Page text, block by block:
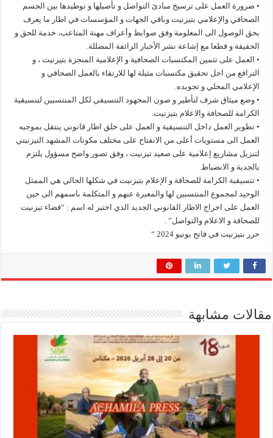
• ضرورة العمل على ترسيخ مبادئ التواصل و تأصيلها و توطيدها بين الجسم
الصحافي والإعلامي بتيزنيت وباقي الجهات و المؤسسات في اطار ما يعرف
بحق الوصول الى المعلومة وفق ضوابط وأعراف مهنة المتاعب، خدمة للحق و
الحقيقة و قطعا مع إشاعة نشر الأخبار الزائفة المضللة.
• العمل على تثمين المكتسبات الصحافية و الإعلامية المنجزة بتيزنيت ، و
الترافع من اجل تحقيق مكتسبات مثيلة لها للارتقاء بالعمل الصحافي و
الإعلامي المحلي و تجويده.
• وضع ميثاق شرف لتأطير و صون المجهود التنسيقي لكل المنتسبين لتنسيقية
الكرامة للصحافة والاعلام بتيزنيت.
• تطوير العمل داخل التنسيقية و العمل على خلق اطار قانوني ينتقل بموجبه
العمل الى مستويات أعلى من الانفتاح على مختلف مكونات المشهد التيزنيتي
لتنزيل مشاريع إعلامية على صعيد تيزنيت ، وفق تصور واضح مسؤول يلتزم
بالجدية و الانضباط.
• تنسيقية الكرامة للصحافة و الإعلام بتيزنيت في شكلها الحالي هي الممثل
الوحيد لمجموع المنتسبين لها والمعبرة عنهم و المتكلمة باسمهم الى حين
العمل على اخراج الاطار القانوني الجديد الذي اختير له اسم : “فضاء تيزنيت
للصحافة و الاعلام والتواصل” .
حرر بتيزنيت في فاتح يونيو 2024 “
مقالات مشابهة